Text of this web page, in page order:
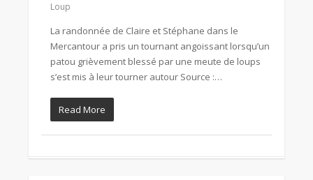
Loup
La randonnée de Claire et Stéphane dans le
Mercantour a pris un tournant angoissant lorsqu’un
patou grièvement blessé par une meute de loups
s’est mis à leur tourner autour Source :…
Read More